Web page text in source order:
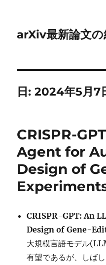
arXiv最新論文の
日:2024年5月7
CRISPR-
Agent for
Design of
CRISPR-GPT: An
Design of Gene-
大規模言語モデル
有望であるが、しば